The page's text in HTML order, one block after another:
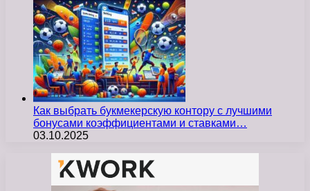
Как выбрать букмекерскую контору с лучшими
бонусами коэффициентами и ставками…
03.10.2025